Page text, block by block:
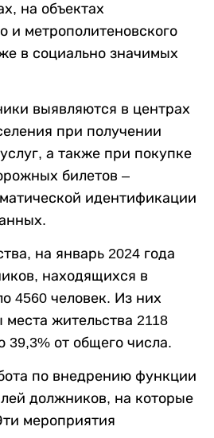
на объектах
и метрополитеновского
в социально значимых
выявляются в центрах
при получении
а также при покупке
билетов –
идентификации
на январь 2024 года
находящихся в
4560 человек. Из них
жительства 2118
39,3% от общего числа.
по внедрению функции
должников, на которые
мероприятия